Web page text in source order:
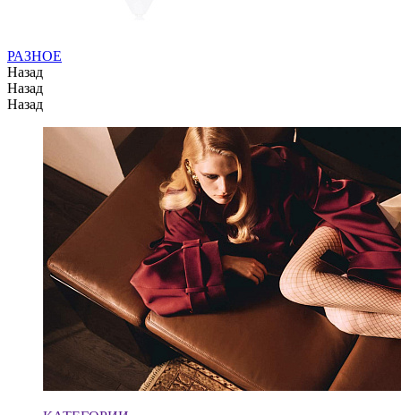
РАЗНОЕ
Назад
Назад
Назад